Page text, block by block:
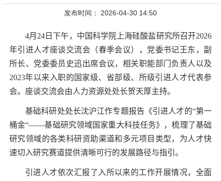
发布时间： 2026-04-30 14:50
4月 24 日下午，中国科学院上海硅酸盐研究所召开2026
年引进人才座谈交流会（春季会议），党委书记王东，副
所长、党委委员史迅出席会议，相关职能部门负责人以及
2023年以来入职的国家级、省部级、所级引进人才代表参
会。座谈交流会由人力资源处处长贺天厚主持。
基础科研处处长沈沪江作专题报告《引进人才的“第一
桶金“——基础研究领域国家重大科技任务》，梳理了基础
研究领域的各类科研资助渠道和多元项目类型，为人才快
速切入研究赛道提供清晰可行的发展路径与指引。
引进人才依次汇报了入所以来的工作开展情况，全面